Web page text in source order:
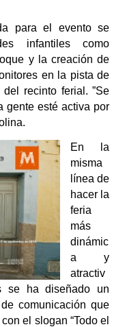
para el evento se
infantiles como
y la creación de
en la pista de
recinto ferial. ”Se
gente esté activa por
En la
misma
línea de
hacer la
feria
más
dinámic
a y
atractiv
se ha diseñado un
comunicación que
el slogan “Todo el